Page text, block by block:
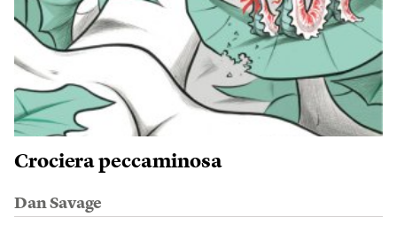
Crociera peccaminosa
Dan Savage